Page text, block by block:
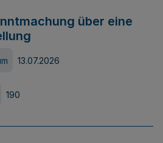
über eine
13.07.2026
190